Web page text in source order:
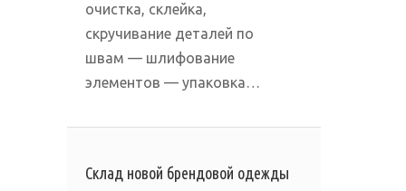
очистка, склейка,
скручивание деталей по
швам — шлифование
элементов — упаковка…
Склад новой брендовой одежды